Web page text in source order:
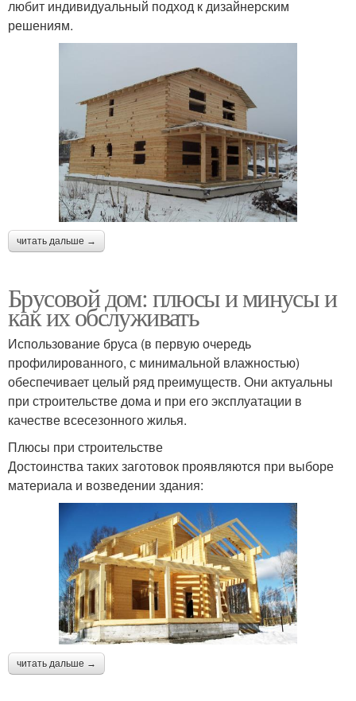
любит индивидуальный подход к дизайнерским
решениям.
читать дальше →
Брусовой дом: плюсы и минусы и
как их обслуживать
Использование бруса (в первую очередь
профилированного, с минимальной влажностью)
обеспечивает целый ряд преимуществ. Они актуальны
при строительстве дома и при его эксплуатации в
качестве всесезонного жилья.
Плюсы при строительстве
Достоинства таких заготовок проявляются при выборе
материала и возведении здания:
читать дальше →